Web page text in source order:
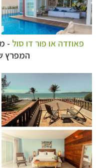
פאוזדה או פור דו סול -
המפרץ